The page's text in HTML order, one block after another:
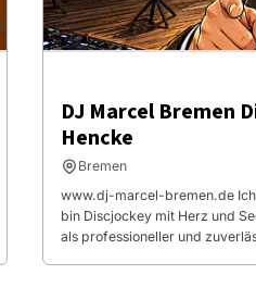
DJ Marcel Bremen
Hencke
Bremen
www.dj-marcel-bremen.de
bin Discjockey mit Herz und
als professioneller und